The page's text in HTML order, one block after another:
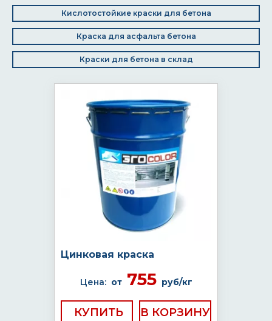
Кислотостойкие краски для бетона
Краска для асфальта бетона
Краски для бетона в склад
Цинковая краска
Цена: от755 руб/кг
КУПИТЬ